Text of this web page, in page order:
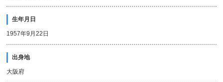
生年月日
1957年9月22日
出身地
大阪府